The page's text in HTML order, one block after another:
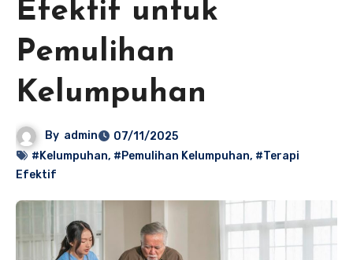
Efektif untuk
Pemulihan
Kelumpuhan
By admin
07/11/2025
#Kelumpuhan, #Pemulihan Kelumpuhan, #Terapi
Efektif